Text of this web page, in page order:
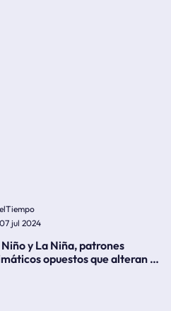
elTiempo
07 jul 2024
Niño y La Niña, patrones
opuestos que alteran la